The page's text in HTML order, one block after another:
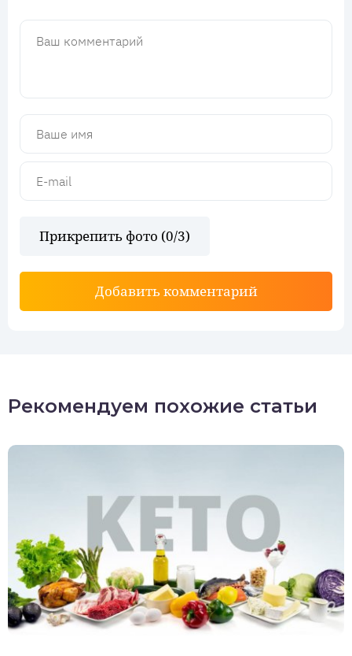
Прикрепить фото (0/3)
Добавить комментарий
Рекомендуем похожие статьи